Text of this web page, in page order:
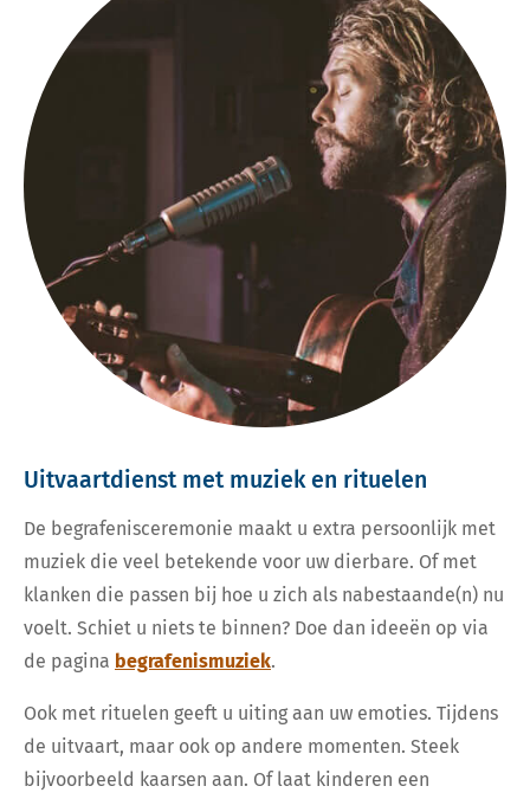
Uitvaartdienst met muziek en rituelen
De begrafenisceremonie maakt u extra persoonlijk met
muziek die veel betekende voor uw dierbare. Of met
klanken die passen bij hoe u zich als nabestaande(n) nu
voelt. Schiet u niets te binnen? Doe dan ideeën op via
de pagina begrafenismuziek.
Ook met rituelen geeft u uiting aan uw emoties. Tijdens
de uitvaart, maar ook op andere momenten. Steek
bijvoorbeeld kaarsen aan. Of laat kinderen een